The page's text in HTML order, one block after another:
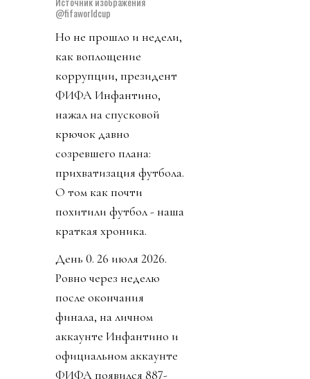
@fifaworldcup
Но не прошло и недели,
как воплощение
коррупции, президент
ФИФА Инфантино,
нажал на спусковой
крючок давно
созревшего плана:
прихватизация футбола.
О том как почти
похитили футбол - наша
краткая хроника.
День 0. 26 июля 2026.
Ровно через неделю
после окончания
финала, на личном
аккаунте Инфантино и
официальном аккаунте
ФИФА появился 887-